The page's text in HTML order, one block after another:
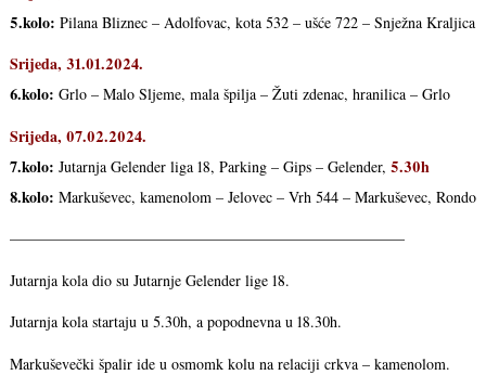
5.kolo: Pilana Bliznec – Adolfovac, kota 532 – ušće 722 – Snježna Kraljica
Srijeda, 31.01.2024.
6.kolo: Grlo – Malo Sljeme, mala špilja – Žuti zdenac, hranilica – Grlo
Srijeda, 07.02.2024.
7.kolo: Jutarnja Gelender liga 18, Parking – Gips – Gelender, 5.30h
8.kolo: Markuševec, kamenolom – Jelovec – Vrh 544 – Markuševec, Rondo
——————————————————————————
Jutarnja kola dio su Jutarnje Gelender lige 18.
Jutarnja kola startaju u 5.30h, a popodnevna u 18.30h.
Markuševečki špalir ide u osmomk kolu na relaciji crkva – kamenolom.